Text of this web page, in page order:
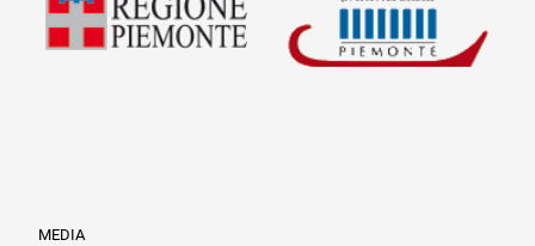
MEDIA